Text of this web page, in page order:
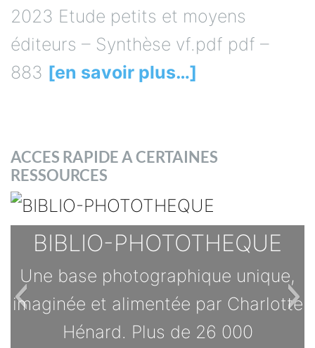
2023 Etude petits et moyens
éditeurs – Synthèse vf.pdf pdf –
883 [en savoir plus…]
ACCES RAPIDE A CERTAINES
RESSOURCES
BIBLIO-PHOTOTHEQUE
Une base photographique unique,
imaginée et alimentée par Charlotte
Hénard. Plus de 26 000